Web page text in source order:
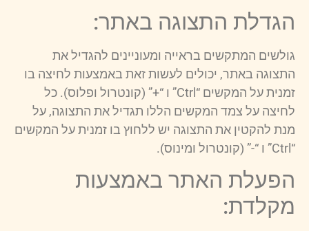
הגדלת התצוגה באתר:
גולשים המתקשים בראייה ומעוניינים להגדיל את
התצוגה באתר, יכולים לעשות זאת באמצעות לחיצה בו
זמנית על המקשים “Ctrl” ו “+” (קונטרול ופלוס). כל
לחיצה על צמד המקשים הללו תגדיל את התצוגה, על
מנת להקטין את התצוגה יש ללחוץ בו זמנית על המקשים
“Ctrl” ו “-” (קונטרול ומינוס).
הפעלת האתר באמצעות
מקלדת: